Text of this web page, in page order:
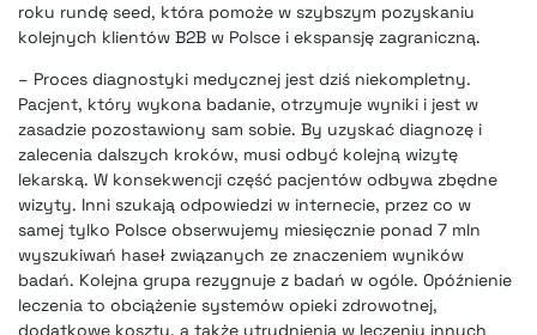
roku rundę seed, która pomoże w szybszym pozyskaniu
kolejnych klientów B2B w Polsce i ekspansję zagraniczną.
– Proces diagnostyki medycznej jest dziś niekompletny.
Pacjent, który wykona badanie, otrzymuje wyniki i jest w
zasadzie pozostawiony sam sobie. By uzyskać diagnozę i
zalecenia dalszych kroków, musi odbyć kolejną wizytę
lekarską. W konsekwencji część pacjentów odbywa zbędne
wizyty. Inni szukają odpowiedzi w internecie, przez co w
samej tylko Polsce obserwujemy miesięcznie ponad 7 mln
wyszukiwań haseł związanych ze znaczeniem wyników
badań. Kolejna grupa rezygnuje z badań w ogóle. Opóźnienie
leczenia to obciążenie systemów opieki zdrowotnej,
dodatkowe koszty, a także utrudnienia w leczeniu innych